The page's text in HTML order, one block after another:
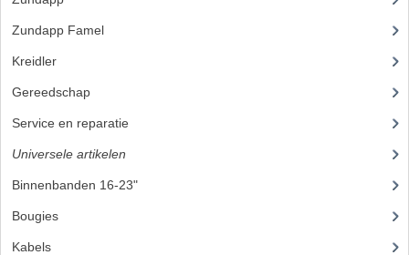
Zundapp Famel
Kreidler
Gereedschap
Service en reparatie
Universele artikelen
Binnenbanden 16-23"
Bougies
Kabels